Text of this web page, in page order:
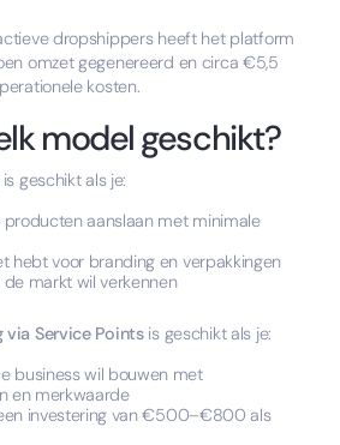
dropshippers heeft het platform
omzet gegenereerd en circa €5,5
kosten.
model geschikt?
geschikt als je:
aanslaan met minimale
hebt voor branding en verpakkingen
markt wil verkennen
Service Pointsis geschikt als je:
business wil bouwen met
en merkwaarde
investering van €500–€800 als